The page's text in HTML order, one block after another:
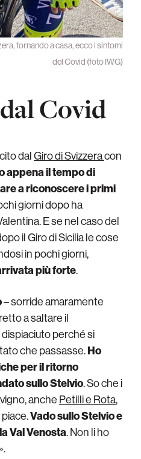
tornando a casa, ecco i sintomi
del Covid (foto IWG)
Covid
dalGiro di Svizzeracon
appena il tempo di
a riconoscere i primi
giorni dopo ha
E se nel caso del
il Giro di Sicilia le cose
in pochi giorni,
più forte.
– sorride amaramente
a saltare il
perché si
che passasse.Ho
per il ritorno
sullo Stelvio. So che i
anche Petilli e Rota,
Vado sullo Stelvio e
Val Venosta. Non li ho